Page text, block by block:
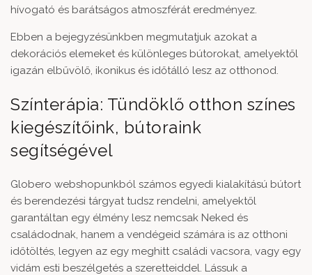
hívogató és barátságos atmoszférát eredményez.
Ebben a bejegyzésünkben megmutatjuk azokat a
dekorációs elemeket és különleges bútorokat, amelyektől
igazán elbűvölő, ikonikus és időtálló lesz az otthonod.
Színterápia: Tündöklő otthon színes
kiegészítőink, bútoraink
segítségével
Globero webshopunkból számos egyedi kialakítású bútort
és berendezési tárgyat tudsz rendelni, amelyektől
garantáltan egy élmény lesz nemcsak Neked és
családodnak, hanem a vendégeid számára is az otthoni
időtöltés, legyen az egy meghitt családi vacsora, vagy egy
vidám esti beszélgetés a szeretteiddel. Lássuk a